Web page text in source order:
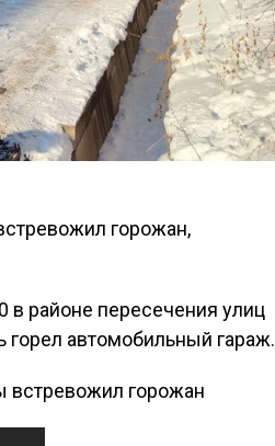
горожан,
в районе пересечения улиц
горел автомобильный гараж.